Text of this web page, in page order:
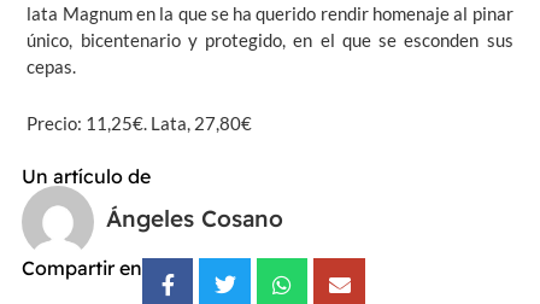
lata Magnum en la que se ha querido rendir homenaje al pinar
único, bicentenario y protegido, en el que se esconden sus
cepas.
Precio: 11,25€. Lata, 27,80€
Un artículo de
Ángeles Cosano
Compartir en